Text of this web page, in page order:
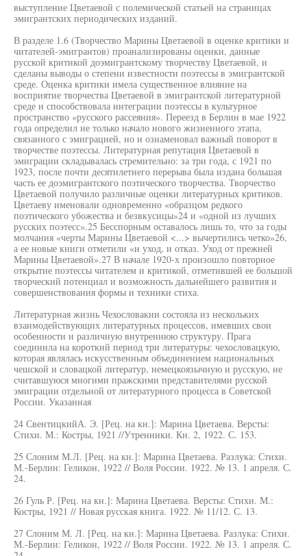
выступление Цветаевой с полемической статьей на страницах
эмигрантских периодических изданий.
В разделе 1.6 (Творчество Марины Цветаевой в оценке критики и
читателей-эмигрантов) проанализированы оценки, данные
русской критикой доэмигрантскому творчеству Цветаевой, и
сделаны выводы о степени известности поэтессы в эмигрантской
среде. Оценка критики имела существенное влияние на
восприятие творчества Цветаевой в эмигрантской литературной
среде и способствовала интеграции поэтессы в культурное
пространство «русского рассеяния». Переезд в Берлин в мае 1922
года определил не только начало нового жизненного этапа,
связанного с эмиграцией, но и ознаменовал важный поворот в
творчестве поэтессы. Литературная репутация Цветаевой в
эмиграции складывалась стремительно: за три года, с 1921 по
1923, после почти десятилетнего перерыва была издана большая
часть ее доэмигрантского поэтического творчества. Творчество
Цветаевой получило различные оценки литературных критиков.
Цветаеву именовали одновременно «образцом редкого
поэтического убожества и безвкусицы»24 и «одной из лучших
русских поэтесс».25 Бесспорным оставалось лишь то, что за годы
молчания «черты Марины Цветаевой <...> вычертились четко»26,
а ее новые книги отметили «и уход, и отказ. Уход от прежней
Марины Цветаевой».27 В начале 1920-х произошло повторное
открытие поэтессы читателем и критикой, отметившей ее большой
творческий потенциал и возможность дальнейшего развития и
совершенствования формы и техники стиха.
Литературная жизнь Чехословакии состояла из нескольких
взаимодействующих литературных процессов, имевших свои
особенности и различную внутреннюю структуру. Прага
соединила на короткий период три литературы: чехословацкую,
которая являлась искусственным объединением национальных
чешской и словацкой литератур, немецкоязычную и русскую, не
считавшуюся многими пражскими представителями русской
эмиграции отдельной от литературного процесса в Советской
России. Указанная
24 СвентицкийА. Э. [Рец. на кн.]: Марина Цветаева. Версты:
Стихи. М.: Костры, 1921 //Утренники. Кн. 2, 1922. С. 153.
25 Слоним М.Л. [Рец. на кн.]: Марина Цветаева. Разлука: Стихи.
М.-Берлин: Геликон, 1922 // Воля России. 1922. № 13. 1 апреля. С.
24.
26 Гуль Р. [Рец. на кн.]: Марина Цветаева. Версты: Стихи. М.:
Костры, 1921 // Новая русская книга. 1922. № 11/12. С. 13.
27 Слоним М. Л. [Рец. на кн.]: Марина Цветаева. Разлука: Стихи.
М.-Берлин: Геликон, 1922 // Воля России. 1922. № 13. 1 апреля. С.